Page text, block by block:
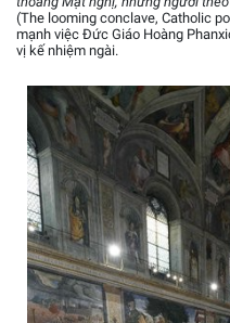
(The looming conclave, Catholic
mạnh việc Đức Giáo Hoàng
vị kế nhiệm ngài.